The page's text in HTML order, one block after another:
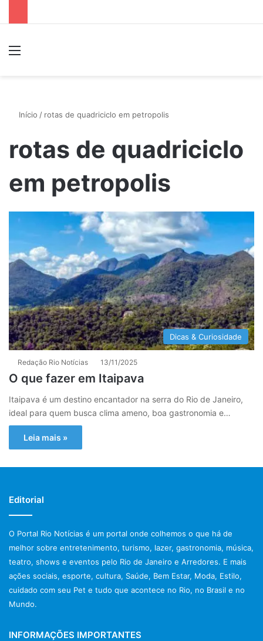
Início / rotas de quadriciclo em petropolis
rotas de quadriciclo
em petropolis
Dicas & Curiosidade
Redação Rio Notícias 13/11/2025
O que fazer em Itaipava
Itaipava é um destino encantador na serra do Rio de Janeiro,
ideal para quem busca clima ameno, boa gastronomia e…
Leia mais »
Editorial
O Portal Rio Notícias é um portal onde colhemos o que há de
melhor sobre entretenimento, turismo, lazer, gastronomia, música,
teatro, shows e eventos pelo Rio de Janeiro e Arredores. E mais
ações sociais, esporte, cultura, Saúde, Bem Estar, Moda, Estilo,
cuidado com seu Pet e tudo que acontece no Rio, no Brasil e no
Mundo.
INFORMAÇÕES IMPORTANTES